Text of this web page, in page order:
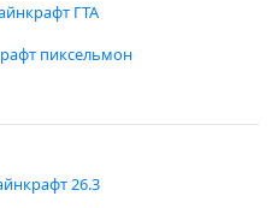
ГТА
пиксельмон
26.3